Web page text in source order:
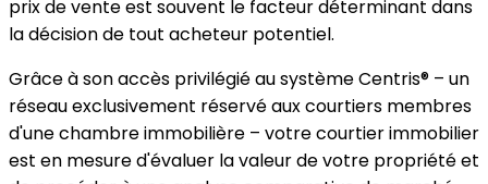
prix de vente est souvent le facteur déterminant dans
la décision de tout acheteur potentiel.
Grâce à son accès privilégié au système Centris® – un
réseau exclusivement réservé aux courtiers membres
d'une chambre immobilière – votre courtier immobilier
est en mesure d'évaluer la valeur de votre propriété et